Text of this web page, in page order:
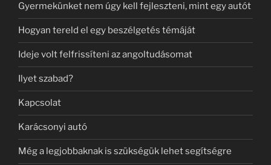
Gyermekünket nem úgy kell fejleszteni, mint egy autót
Hogyan tereld el egy beszélgetés témáját
Ideje volt felfrissíteni az angoltudásomat
Ilyet szabad?
Kapcsolat
Karácsonyi autó
Még a legjobbaknak is szükségük lehet segítségre